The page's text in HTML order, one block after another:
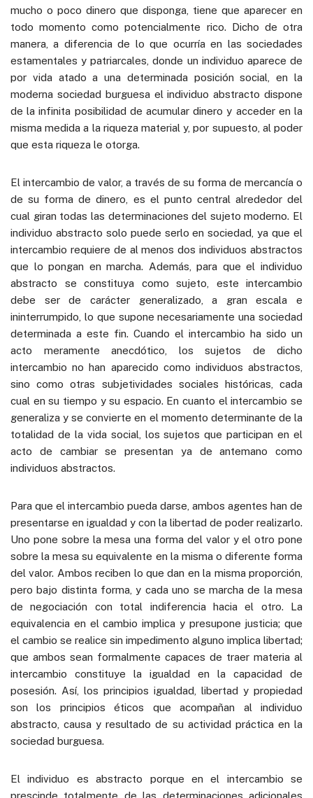
mucho o poco dinero que disponga, tiene que aparecer en
todo momento como potencialmente rico. Dicho de otra
manera, a diferencia de lo que ocurría en las sociedades
estamentales y patriarcales, donde un individuo aparece de
por vida atado a una determinada posición social, en la
moderna sociedad burguesa el individuo abstracto dispone
de la infinita posibilidad de acumular dinero y acceder en la
misma medida a la riqueza material y, por supuesto, al poder
que esta riqueza le otorga.
El intercambio de valor, a través de su forma de mercancía o
de su forma de dinero, es el punto central alrededor del
cual giran todas las determinaciones del sujeto moderno. El
individuo abstracto solo puede serlo en sociedad, ya que el
intercambio requiere de al menos dos individuos abstractos
que lo pongan en marcha. Además, para que el individuo
abstracto se constituya como sujeto, este intercambio
debe ser de carácter generalizado, a gran escala e
ininterrumpido, lo que supone necesariamente una sociedad
determinada a este fin. Cuando el intercambio ha sido un
acto meramente anecdótico, los sujetos de dicho
intercambio no han aparecido como individuos abstractos,
sino como otras subjetividades sociales históricas, cada
cual en su tiempo y su espacio. En cuanto el intercambio se
generaliza y se convierte en el momento determinante de la
totalidad de la vida social, los sujetos que participan en el
acto de cambiar se presentan ya de antemano como
individuos abstractos.
Para que el intercambio pueda darse, ambos agentes han de
presentarse en igualdad y con la libertad de poder realizarlo.
Uno pone sobre la mesa una forma del valor y el otro pone
sobre la mesa su equivalente en la misma o diferente forma
del valor. Ambos reciben lo que dan en la misma proporción,
pero bajo distinta forma, y cada uno se marcha de la mesa
de negociación con total indiferencia hacia el otro. La
equivalencia en el cambio implica y presupone justicia; que
el cambio se realice sin impedimento alguno implica libertad;
que ambos sean formalmente capaces de traer materia al
intercambio constituye la igualdad en la capacidad de
posesión. Así, los principios igualdad, libertad y propiedad
son los principios éticos que acompañan al individuo
abstracto, causa y resultado de su actividad práctica en la
sociedad burguesa.
El individuo es abstracto porque en el intercambio se
prescinde totalmente de las determinaciones adicionales